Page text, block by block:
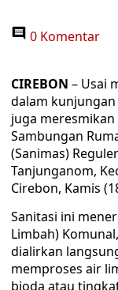
0 Komentar
CIREBON – Usai
dalam
juga
Sambungan
(Sanimas)
Tanjunganom,
Cirebon, Kamis
Sanitasi ini
Limbah)
dialirkan
memproses air
bioda atau